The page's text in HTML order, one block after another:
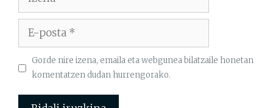
E-
posta
Gorde nire izena, emaila eta webgunea bilatzaile honetan
komentatzen dudan hurrengorako.